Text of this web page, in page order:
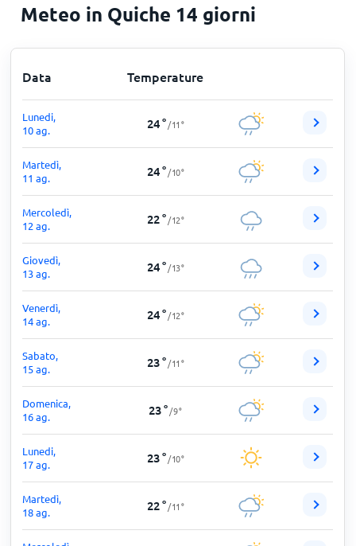
Meteo in Quiche 14 giorni
Data Temperature
Lunedi,
10 ag.
24° /11°
Martedì,
11 ag.
24° /10°
Mercoledì,
12 ag.
22° /12°
Giovedì,
13 ag.
24° /13°
Venerdì,
14 ag.
24° /12°
Sabato,
15 ag.
23° /11°
Domenica,
16 ag.
23° /9°
Lunedi,
17 ag.
23° /10°
Martedì,
18 ag.
22° /11°